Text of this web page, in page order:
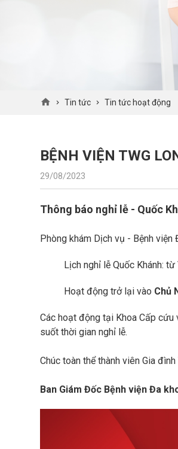
Tin tức Tin tức hoạt động
BỆNH VIỆN TWG
29/08/2023
Thông báo nghỉ lễ - Quốc
Phòng khám Dịch vụ - Bệnh viện
Lịch nghỉ lễ Quốc Khánh: từ
Hoạt động trở lại vào Chủ
Các hoạt động tại Khoa Cấp cứu
suốt thời gian nghỉ lễ.
Chúc toàn thể thành viên Gia
Ban Giám Đốc Bệnh viện Đa